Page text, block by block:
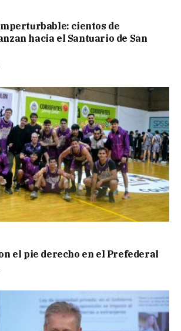
cientos de
hacia el Santuario de San
el pie derecho en el Prefederal